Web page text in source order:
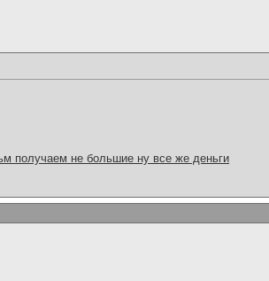
получаем не большие ну все же деньги